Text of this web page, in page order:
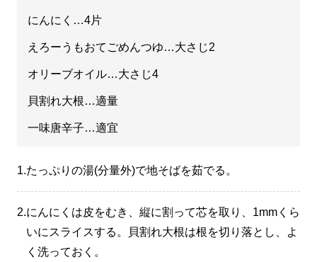
にんにく…4片
えろーうもおてごめんつゆ…大さじ2
オリーブオイル…大さじ4
貝割れ大根…適量
一味唐辛子…適宜
1.たっぷりの湯(分量外)で地そばを茹でる。
2.にんにくは皮をむき、縦に割って芯を取り、1mmくら
いにスライスする。貝割れ大根は根を切り落とし、よ
く洗っておく。